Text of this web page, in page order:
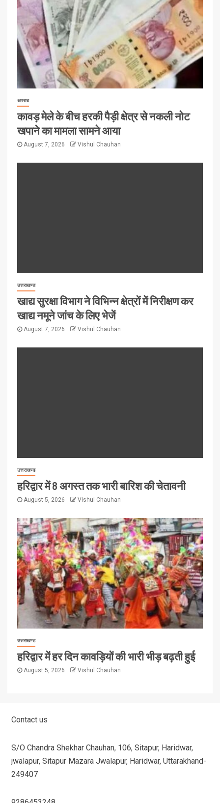
अपराध
कावड़ मेले के बीच हरकी पैड़ी क्षेत्र से नकली नोट
खपाने का मामला सामने आया
August 7, 2026 Vishul Chauhan
उत्तराखण्ड
खाद्य सुरक्षा विभाग ने विभिन्न क्षेत्रों में निरीक्षण कर
खाद्य नमूने जांच के लिए भेजें
August 7, 2026 Vishul Chauhan
उत्तराखण्ड
हरिद्वार में 8 अगस्त तक भारी बारिश की चेतावनी
August 5, 2026 Vishul Chauhan
उत्तराखण्ड
हरिद्वार में हर दिन कावड़ियों की भारी भीड़ बढ़ती हुई
August 5, 2026 Vishul Chauhan
Contact us
S/O Chandra Shekhar Chauhan, 106, Sitapur, Haridwar,
jwalapur, Sitapur Mazara Jwalapur, Haridwar, Uttarakhand-
249407